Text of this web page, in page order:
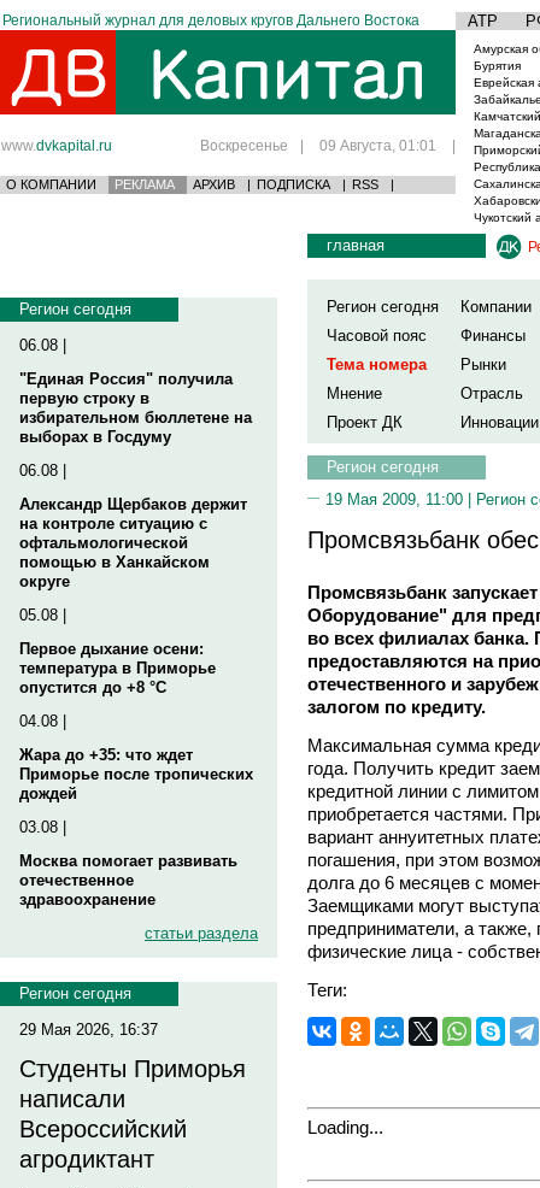
Региональный журнал для деловых кругов Дальнего Востока АТР
www.dvkapital.ru Воскресенье | 09 Августа, 01:01 |
О КОМПАНИИ РЕКЛАМА АРХИВ | ПОДПИСКА | RSS |
Амурская
Бурятия
Еврейская
Чукотский
Регион сегодня
06.08 |
"Единая Россия" получила
первую строку в
избирательном бюллетене на
выборах в Госдуму
06.08 |
Александр Щербаков держит
на контроле ситуацию с
офтальмологической
помощью в Ханкайском
округе
05.08 |
Первое дыхание осени:
температура в Приморье
опустится до +8 °C
04.08 |
Жара до +35: что ждет
Приморье после тропических
дождей
03.08 |
Москва помогает развивать
отечественное
здравоохранение
статьи раздела
Регион сегодня
29 Мая 2026, 16:37
Студенты Приморья
написали
Всероссийский
агродиктант
главная
Регион сегодня
Компании
Часовой пояс
Финансы
Тема номера
Рынки
Мнение
Отрасль
Проект ДК
Инновации
Регион сегодня
19 Мая 2009, 11:00 | Регион
Промсвязьбанк
Промсвязьбанк
Оборудование" для
во всех филиалах
предоставляются на
отечественного и
залогом по кредиту.
Максимальная сумма
года. Получить кредит
кредитной линии с
приобретается частями.
вариант аннуитетных
погашения, при этом
долга до 6 месяцев с
Заемщиками могут
предприниматели, а
физические лица -
Теги:
Loading...